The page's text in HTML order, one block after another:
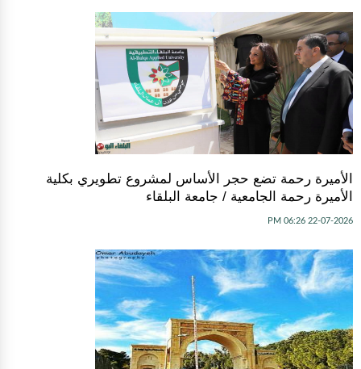
الأميرة رحمة تضع حجر الأساس لمشروع تطويري بكلية
الأميرة رحمة الجامعية / جامعة البلقاء
22-07-2026 06:26 PM